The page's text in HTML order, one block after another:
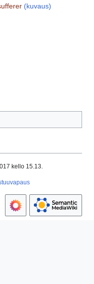
(kuvaus)
kello 15.13.